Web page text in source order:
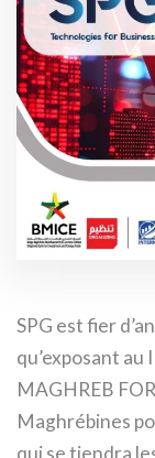
SPG est fier
qu’exposant
MAGHREB
Maghrébines
qui se tiendra